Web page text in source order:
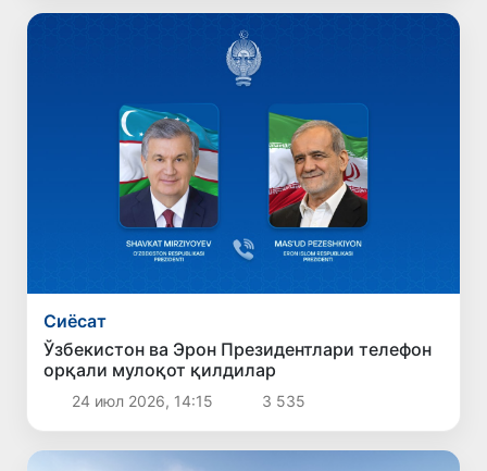
Сиёсат
Ўзбекистон ва Эрон Президентлари телефон
орқали мулоқот қилдилар
24 июл 2026, 14:15 3 535